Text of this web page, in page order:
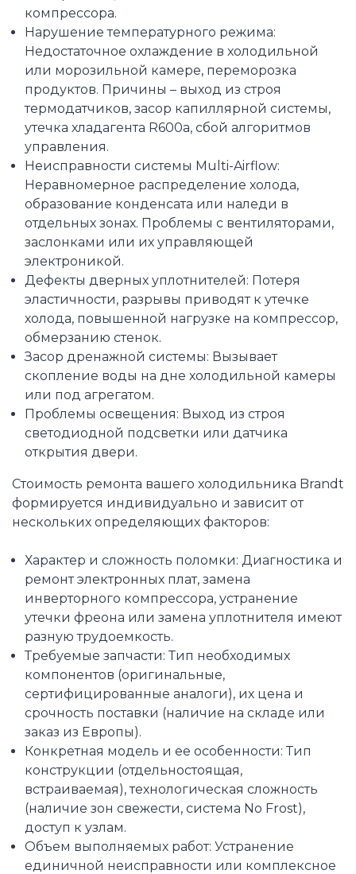
компрессора.
Нарушение температурного режима:
Недостаточное охлаждение в холодильной
или морозильной камере, переморозка
продуктов. Причины – выход из строя
термодатчиков, засор капиллярной системы,
утечка хладагента R600a, сбой алгоритмов
управления.
Неисправности системы Multi-Airflow:
Неравномерное распределение холода,
образование конденсата или наледи в
отдельных зонах. Проблемы с вентиляторами,
заслонками или их управляющей
электроникой.
Дефекты дверных уплотнителей: Потеря
эластичности, разрывы приводят к утечке
холода, повышенной нагрузке на компрессор,
обмерзанию стенок.
Засор дренажной системы: Вызывает
скопление воды на дне холодильной камеры
или под агрегатом.
Проблемы освещения: Выход из строя
светодиодной подсветки или датчика
открытия двери.
Стоимость ремонта вашего холодильника Brandt
формируется индивидуально и зависит от
нескольких определяющих факторов:
Характер и сложность поломки: Диагностика и
ремонт электронных плат, замена
инверторного компрессора, устранение
утечки фреона или замена уплотнителя имеют
разную трудоемкость.
Требуемые запчасти: Тип необходимых
компонентов (оригинальные,
сертифицированные аналоги), их цена и
срочность поставки (наличие на складе или
заказ из Европы).
Конкретная модель и ее особенности: Тип
конструкции (отдельностоящая,
встраиваемая), технологическая сложность
(наличие зон свежести, система No Frost),
доступ к узлам.
Объем выполняемых работ: Устранение
единичной неисправности или комплексное